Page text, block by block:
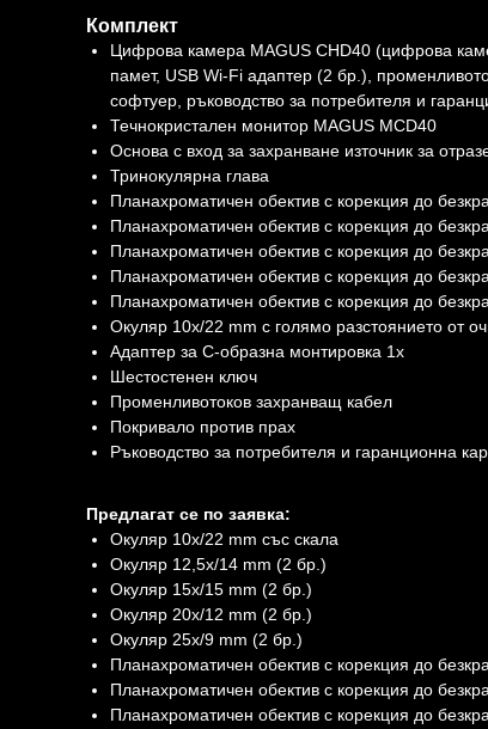
Комплект
Цифрова камера MAGUS CHD40 (цифрова
памет, USB Wi-Fi адаптер (2 бр.),
софтуер, ръководство за потребителя и
Течнокристален монитор MAGUS MCD40
Основа с вход за захранване източник за
Тринокулярна глава
Планахроматичен обектив с корекция до
Планахроматичен обектив с корекция до
Планахроматичен обектив с корекция до
Планахроматичен обектив с корекция до
Планахроматичен обектив с корекция до
Окуляр 10x/22 mm с голямо разстоянието от
Адаптер за C-образна монтировка 1x
Шестостенен ключ
Променливотоков захранващ кабел
Покривало против прах
Ръководство за потребителя и гаранционна
Предлагат се по заявка:
Окуляр 10x/22 mm със скала
Окуляр 12,5x/14 mm (2 бр.)
Окуляр 15x/15 mm (2 бр.)
Окуляр 20x/12 mm (2 бр.)
Окуляр 25x/9 mm (2 бр.)
Планахроматичен обектив с корекция до
Планахроматичен обектив с корекция до
Планахроматичен обектив с корекция до